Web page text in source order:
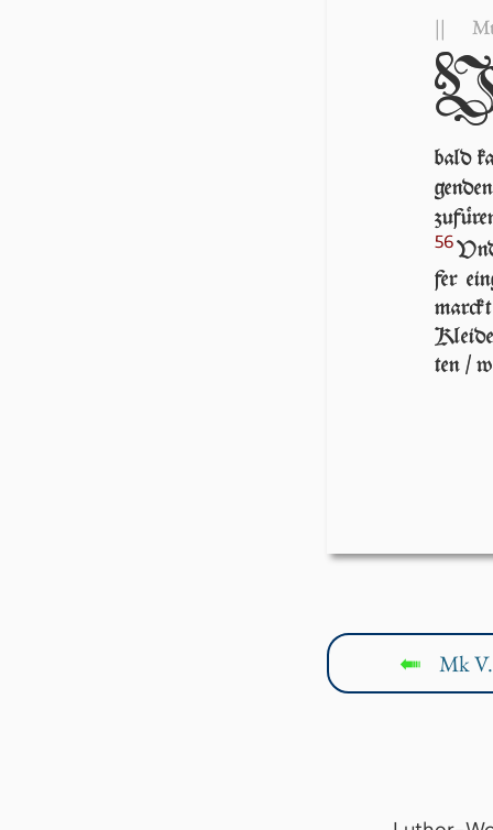
||
bald
56
fer
ten /
↤ Mk V.